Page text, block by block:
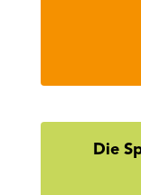
Die